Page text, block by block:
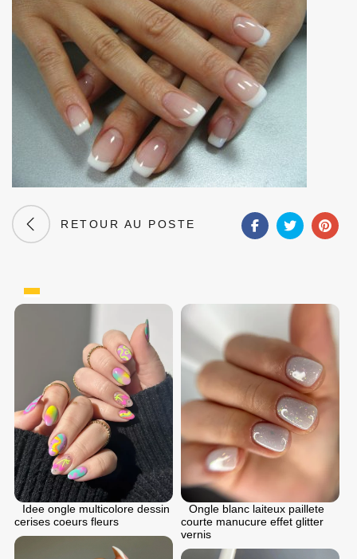
RETOUR AU POSTE
Idee ongle multicolore dessin
cerises coeurs fleurs
Ongle blanc laiteux paillete
courte manucure effet glitter
vernis